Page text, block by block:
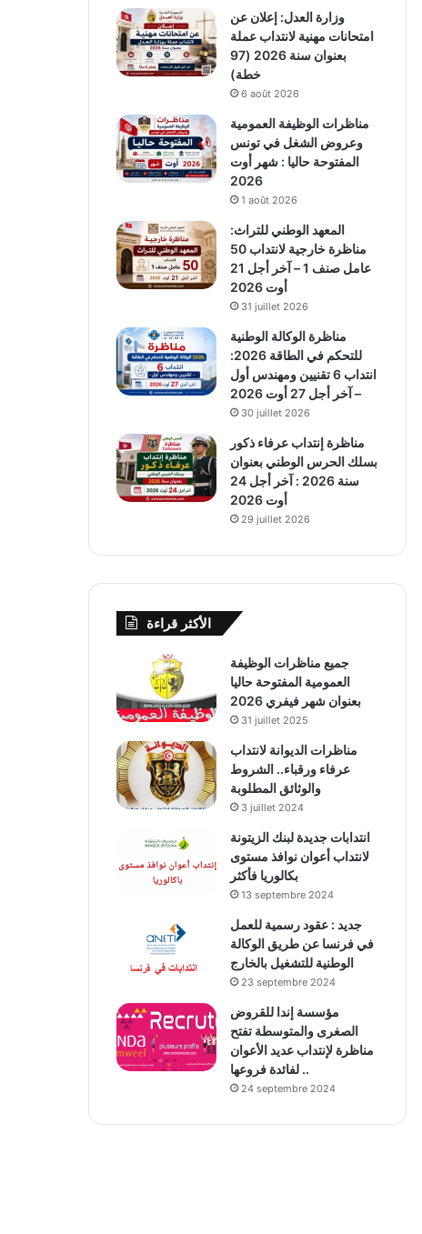
وزارة العدل: إعلان عن
امتحانات مهنية لانتداب عملة
بعنوان سنة 2026 (97
خطة)
6 août 2026
مناظرات الوظيفة العمومية
وعروض الشغل في تونس
المفتوحة حاليا : شهر أوت
2026
1 août 2026
المعهد الوطني للتراث:
مناظرة خارجية لانتداب 50
عامل صنف 1 – آخر أجل 21
أوت 2026
31 juillet 2026
مناظرة الوكالة الوطنية
للتحكم في الطاقة 2026:
انتداب 6 تقنيين ومهندس أول
– آخر أجل 27 أوت 2026
30 juillet 2026
مناظرة إنتداب عرفاء ذكور
بسلك الحرس الوطني بعنوان
سنة 2026 : آخر أجل 24
أوت 2026
29 juillet 2026
الأكثر قراءة
جميع مناظرات الوظيفة
العمومية المفتوحة حاليا
بعنوان شهر فيفري 2026
31 juillet 2025
مناظرات الديوانة لانتداب
عرفاء ورقباء.. الشروط
والوثائق المطلوبة
3 juillet 2024
انتدابات جديدة لبنك الزيتونة
لانتداب أعوان نوافذ مستوى
بكالوريا فأكثر
13 septembre 2024
جديد : عقود رسمية للعمل
في فرنسا عن طريق الوكالة
الوطنية للتشغيل بالخارج
23 septembre 2024
مؤسسة إندا للقروض
الصغرى والمتوسطة تفتح
مناظرة لإنتداب عديد الأعوان
لفائدة فروعها ..
24 septembre 2024